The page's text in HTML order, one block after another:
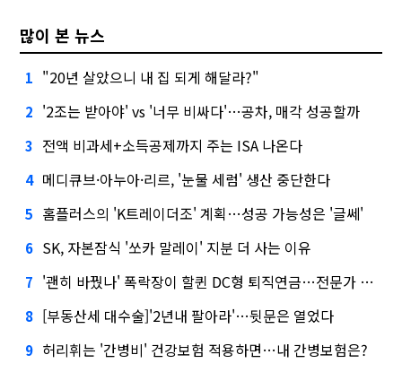
많이 본 뉴스
1 "20년 살았으니 내 집 되게 해달라?"
2 '2조는 받아야' vs '너무 비싸다'…공차, 매각 성공할까
3 전액 비과세+소득공제까지 주는 ISA 나온다
4 메디큐브·아누아·리르, '눈물 세럼' 생산 중단한다
5 홈플러스의 'K트레이더조' 계획…성공 가능성은 '글쎄'
6 SK, 자본잠식 '쏘카 말레이' 지분 더 사는 이유
7 '괜히 바꿨나' 폭락장이 할퀸 DC형 퇴직연금…전문가 조언은
8 [부동산세 대수술]'2년내 팔아라'…뒷문은 열었다
9 허리휘는 '간병비' 건강보험 적용하면…내 간병보험은?